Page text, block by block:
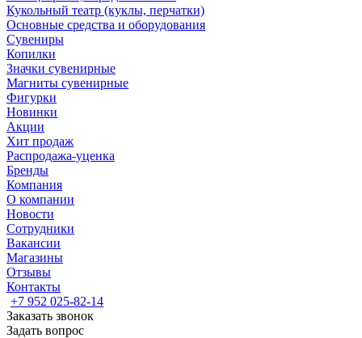
Кукольный театр (куклы, перчатки)
Основные средства и оборудования
Сувениры
Копилки
Значки сувенирные
Магниты сувенирные
Фигурки
Новинки
Акции
Хит продаж
Распродажа-уценка
Бренды
Компания
О компании
Новости
Сотрудники
Вакансии
Магазины
Отзывы
Контакты
+7 952 025-82-14
Заказать звонок
Задать вопрос